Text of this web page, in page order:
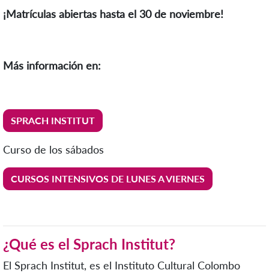
¡Matrículas abiertas hasta el 30 de noviembre!
Más información en:
SPRACH INSTITUT
Curso de los sábados
CURSOS INTENSIVOS DE LUNES A VIERNES
¿Qué es el Sprach Institut?
El Sprach Institut, es el Instituto Cultural Colombo